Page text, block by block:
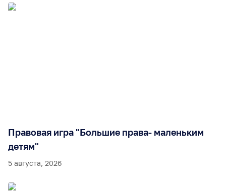
Правовая игра "Большие права- маленьким
детям"
5 августа, 2026